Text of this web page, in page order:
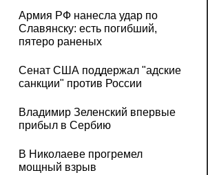
Армия РФ нанесла удар по
Славянску: есть погибший,
пятеро раненых
Сенат США поддержал "адские
санкции" против России
Владимир Зеленский впервые
прибыл в Сербию
В Николаеве прогремел
мощный взрыв